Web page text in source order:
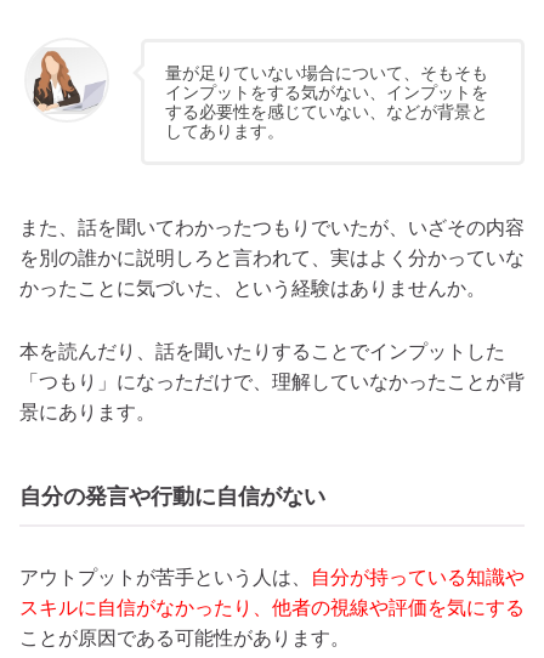
量が足りていない場合について、そもそも
インプットをする気がない、インプットを
する必要性を感じていない、などが背景と
してあります。
また、話を聞いてわかったつもりでいたが、いざその内容
を別の誰かに説明しろと言われて、実はよく分かっていな
かったことに気づいた、という経験はありませんか。
本を読んだり、話を聞いたりすることでインプットした
「つもり」になっただけで、理解していなかったことが背
景にあります。
自分の発言や行動に自信がない
アウトプットが苦手という人は、
自分が持っている知識や
スキルに自信がなかったり、他者の視線や評価を気にする
ことが原因である可能性があります。